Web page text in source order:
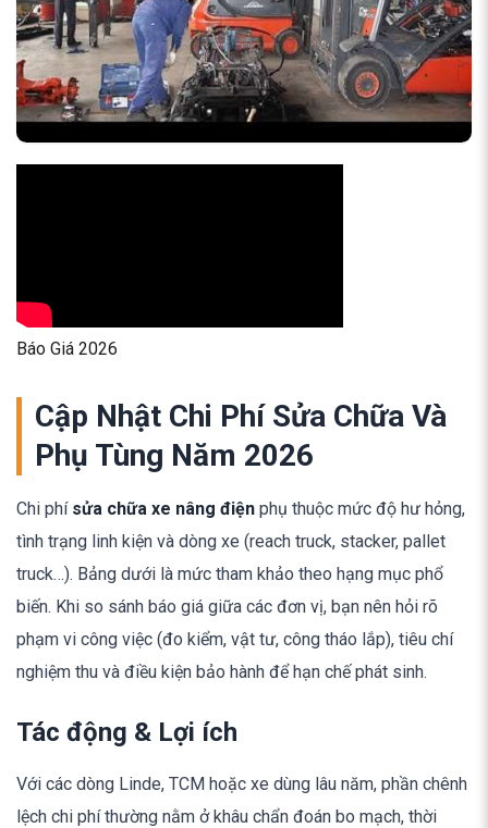
Báo Giá 2026
Cập Nhật Chi Phí Sửa Chữa Và
Phụ Tùng Năm 2026
Chi phí sửa chữa xe nâng điện phụ thuộc mức độ hư hỏng,
tình trạng linh kiện và dòng xe (reach truck, stacker, pallet
truck…). Bảng dưới là mức tham khảo theo hạng mục phổ
biến. Khi so sánh báo giá giữa các đơn vị, bạn nên hỏi rõ
phạm vi công việc (đo kiểm, vật tư, công tháo lắp), tiêu chí
nghiệm thu và điều kiện bảo hành để hạn chế phát sinh.
Tác động & Lợi ích
Với các dòng Linde, TCM hoặc xe dùng lâu năm, phần chênh
lệch chi phí thường nằm ở khâu chẩn đoán bo mạch, thời